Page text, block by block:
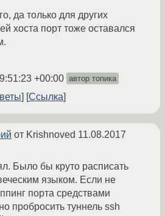
да только для других
хоста порт тоже оставался
+00:00 автор топика
Ссылка
от Krishnoved 11.08.2017
Было бы круто расписать
языком. Если не
порта средствами
пробросить туннель ssh